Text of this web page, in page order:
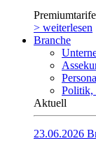
> weiterlesen
Branche
Politik,
Aktuell
23.06.2026